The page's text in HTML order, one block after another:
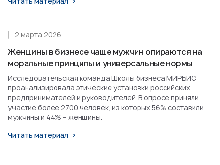
Женщины в бизнесе чаще мужчин опираются на
моральные принципы и универсальные нормы
2 марта 2026
Исследовательская команда Школы бизнеса МИРБИС
проанализировала этические установки российских
предпринимателей и руководителей. В опросе приняли
участие более 2700 человек, из которых 56% составили
мужчины и 44% – женщины.
Читать материал